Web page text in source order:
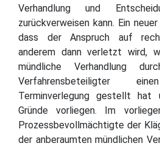
Verhandlung und
zurückverweisen kann. Ein
dass der Anspruch auf
anderem dann verletzt wird,
mündliche Verhandlung
Verfahrensbeteiligter
Terminverlegung gestellt hat
Gründe vorliegen. Im
Prozessbevollmächtigte der
der anberaumten mündlichen